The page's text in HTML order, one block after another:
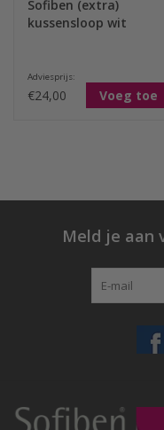
Sofiben (extra)
kussensloop wit
Adviesprijs:
€24,00 Voeg toe
Meld je aan